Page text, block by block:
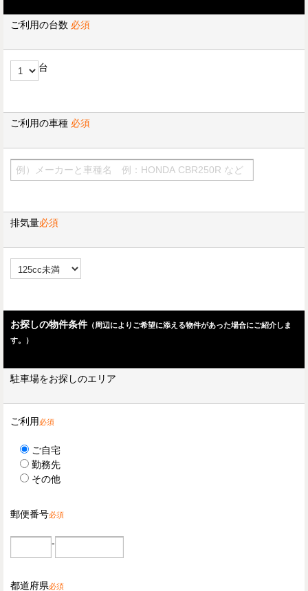
ご利用の台数 必須
台
ご利用の車種 必須
排気量必須
お探しの物件条件（周辺によりご希望に添える物件があった場合にご紹介しま
す。）
駐車場をお探しのエリア
ご利用 必須
ご自宅
勤務先
その他
郵便番号必須
-
都道府県必須